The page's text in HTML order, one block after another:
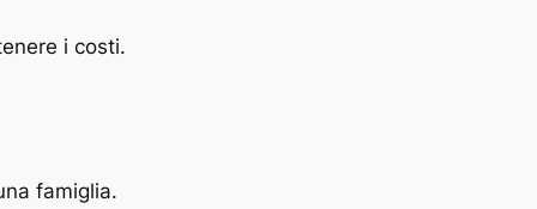
i costi.
famiglia.